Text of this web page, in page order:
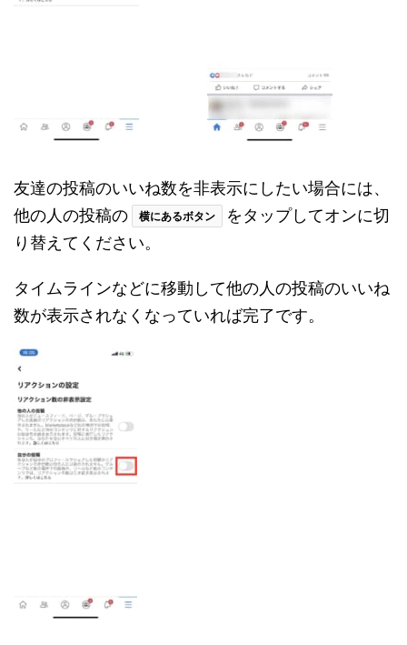
友達の投稿のいいね数を非表示にしたい場合には、
他の人の投稿の
横にあるボタン
をタップしてオンに切
り替えてください。
タイムラインなどに移動して他の人の投稿のいいね
数が表示されなくなっていれば完了です。